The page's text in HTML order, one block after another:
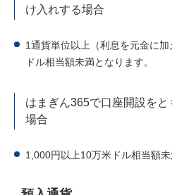
け入れする場合
1通貨単位以上（利息を元金に
ドル相当額未満となります。
はまぎん365で口座開設を
場合
1,000円以上10万米ドル相当額未